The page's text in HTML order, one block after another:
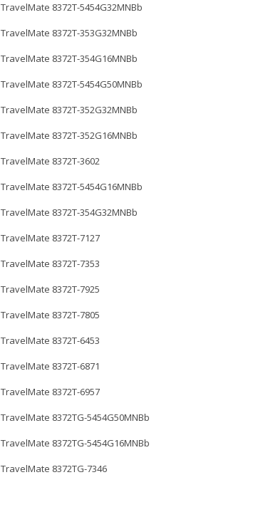
TravelMate 8372T-5454G32MNBb
TravelMate 8372T-353G32MNBb
TravelMate 8372T-354G16MNBb
TravelMate 8372T-5454G50MNBb
TravelMate 8372T-352G32MNBb
TravelMate 8372T-352G16MNBb
TravelMate 8372T-3602
TravelMate 8372T-5454G16MNBb
TravelMate 8372T-354G32MNBb
TravelMate 8372T-7127
TravelMate 8372T-7353
TravelMate 8372T-7925
TravelMate 8372T-7805
TravelMate 8372T-6453
TravelMate 8372T-6871
TravelMate 8372T-6957
TravelMate 8372TG-5454G50MNBb
TravelMate 8372TG-5454G16MNBb
TravelMate 8372TG-7346